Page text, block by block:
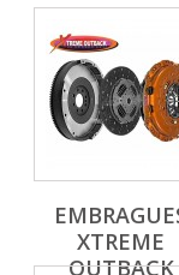
XTREME
OUTBACK